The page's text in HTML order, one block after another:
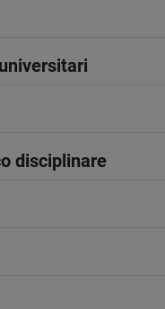
disciplinare